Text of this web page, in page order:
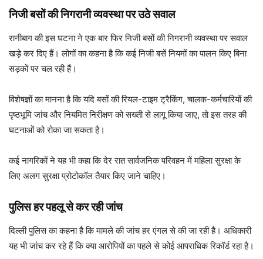
निजी बसों की निगरानी व्यवस्था पर उठे सवाल
रानीबाग की इस घटना ने एक बार फिर निजी बसों की निगरानी व्यवस्था पर सवाल
खड़े कर दिए हैं। लोगों का कहना है कि कई निजी बसें नियमों का पालन किए बिना
सड़कों पर चल रही हैं।
विशेषज्ञों का मानना है कि यदि बसों की रियल-टाइम ट्रैकिंग, चालक-कर्मचारियों की
पृष्ठभूमि जांच और नियमित निरीक्षण को सख्ती से लागू किया जाए, तो इस तरह की
घटनाओं को रोका जा सकता है।
कई नागरिकों ने यह भी कहा कि देर रात सार्वजनिक परिवहन में महिला सुरक्षा के
लिए अलग सुरक्षा प्रोटोकॉल तैयार किए जाने चाहिए।
पुलिस हर पहलू से कर रही जांच
दिल्ली पुलिस का कहना है कि मामले की जांच हर एंगल से की जा रही है। अधिकारी
यह भी जांच कर रहे हैं कि क्या आरोपियों का पहले से कोई आपराधिक रिकॉर्ड रहा है।